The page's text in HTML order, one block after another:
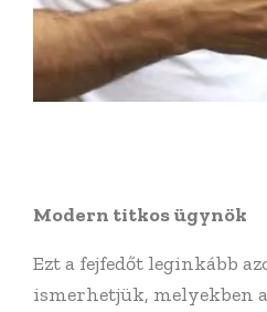
Modern titkos ügynök
Ezt a fejfedőt leginkább
ismerhetjük, melyekben